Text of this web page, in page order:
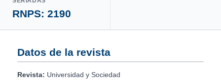
RNPS: 2190
Datos de la revista
Revista: Universidad y Sociedad